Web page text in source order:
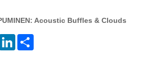
Acoustic Buffles & Clouds
PinterestLinkedIn